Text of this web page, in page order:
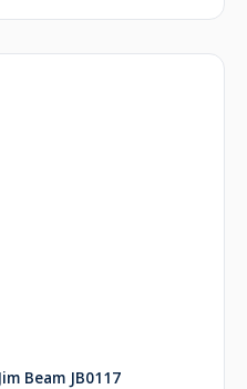
Beam JB0117